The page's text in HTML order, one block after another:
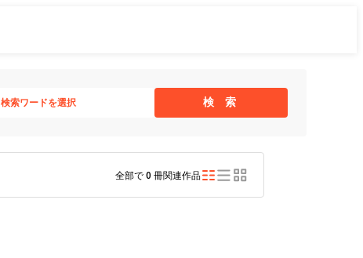
検索ワードを選択 検 索
全部で0 冊関連作品